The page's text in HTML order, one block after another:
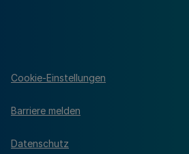
Cookie-Einstellungen
Barriere melden
Datenschutz